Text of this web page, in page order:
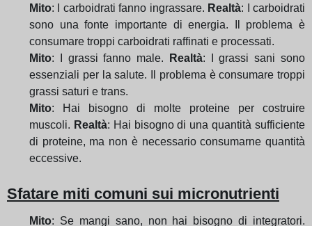
Mito: I carboidrati fanno ingrassare. Realtà: I carboidrati
sono una fonte importante di energia. Il problema è
consumare troppi carboidrati raffinati e processati.
Mito: I grassi fanno male. Realtà: I grassi sani sono
essenziali per la salute. Il problema è consumare troppi
grassi saturi e trans.
Mito: Hai bisogno di molte proteine per costruire
muscoli. Realtà: Hai bisogno di una quantità sufficiente
di proteine, ma non è necessario consumarne quantità
eccessive.
Sfatare miti comuni sui micronutrienti
Mito: Se mangi sano, non hai bisogno di integratori.